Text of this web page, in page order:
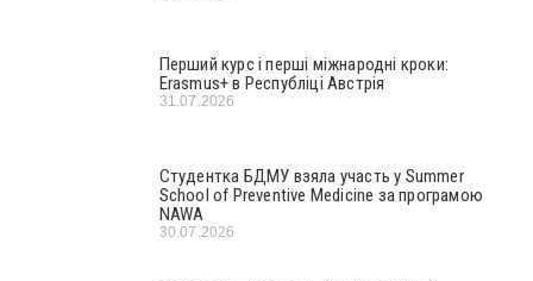
Перший курс і перші міжнародні кроки:
Erasmus+ в Республіці Австрія
31.07.2026
Студентка БДМУ взяла участь у Summer
School of Preventive Medicine за програмою
NAWA
30.07.2026